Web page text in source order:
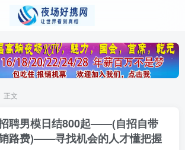
正文
聘男模日结800起——(自招自带
路费)——寻找机会的人才懂把握